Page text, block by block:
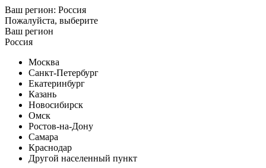
Ваш регион: Россия
Пожалуйста, выберите
Ваш регион
Россия
Москва
Санкт-Петербург
Екатеринбург
Казань
Новосибирск
Омск
Ростов-на-Дону
Самара
Краснодар
Другой населенный пункт